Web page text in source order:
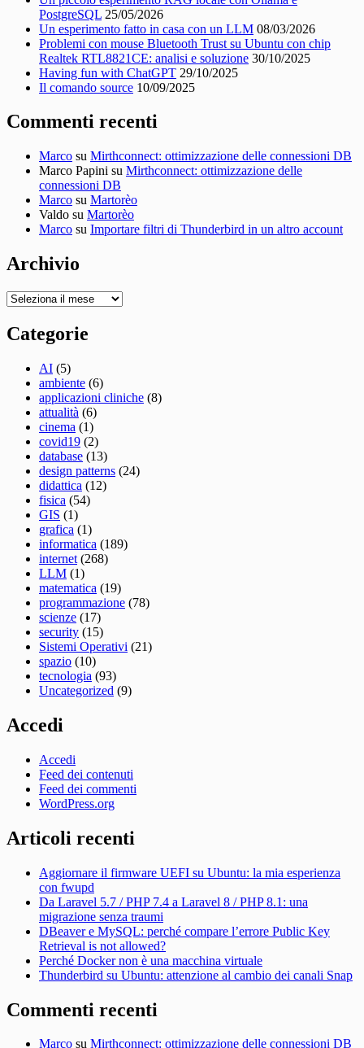
PostgreSQL 25/05/2026
Un esperimento fatto in casa con un LLM 08/03/2026
Problemi con mouse Bluetooth Trust su Ubuntu con chip
Realtek RTL8821CE: analisi e soluzione 30/10/2025
Having fun with ChatGPT 29/10/2025
Il comando source 10/09/2025
Commenti recenti
Marco su Mirthconnect: ottimizzazione delle connessioni DB
Marco Papini su Mirthconnect: ottimizzazione delle
connessioni DB
Marco su Martorèo
Valdo su Martorèo
Marco su Importare filtri di Thunderbird in un altro account
Archivio
Archivio
Categorie
AI (5)
ambiente (6)
applicazioni cliniche (8)
attualità (6)
cinema (1)
covid19 (2)
database (13)
design patterns (24)
didattica (12)
fisica (54)
GIS (1)
grafica (1)
informatica (189)
internet (268)
LLM (1)
matematica (19)
programmazione (78)
scienze (17)
security (15)
Sistemi Operativi (21)
spazio (10)
tecnologia (93)
Uncategorized (9)
Accedi
Accedi
Feed dei contenuti
Feed dei commenti
WordPress.org
Articoli recenti
Aggiornare il firmware UEFI su Ubuntu: la mia esperienza
con fwupd
Da Laravel 5.7 / PHP 7.4 a Laravel 8 / PHP 8.1: una
migrazione senza traumi
DBeaver e MySQL: perché compare l’errore Public Key
Retrieval is not allowed?
Perché Docker non è una macchina virtuale
Thunderbird su Ubuntu: attenzione al cambio dei canali Snap
Commenti recenti
Marco su Mirthconnect: ottimizzazione delle connessioni DB